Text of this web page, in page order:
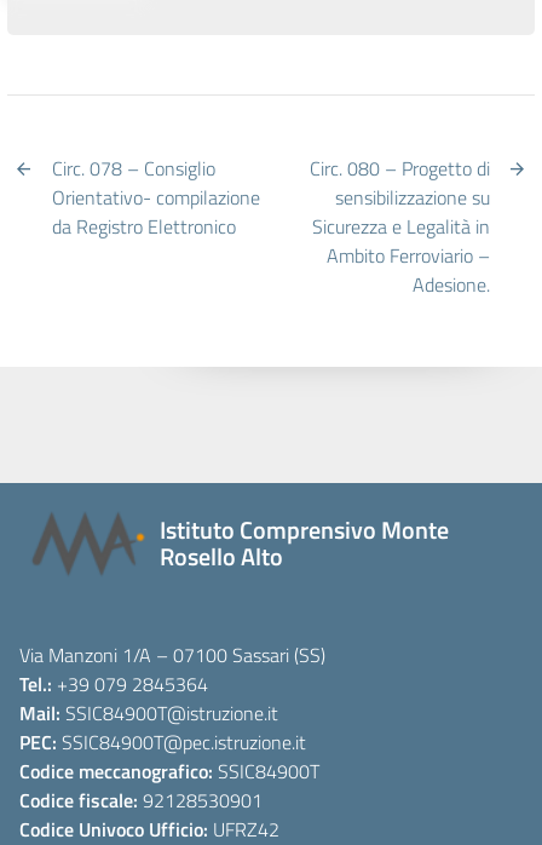
Circ. 078 – Consiglio
Orientativo- compilazione
da Registro Elettronico
Circ. 080 – Progetto di
sensibilizzazione su
Sicurezza e Legalità in
Ambito Ferroviario –
Adesione.
Istituto Comprensivo Monte
Rosello Alto
Via Manzoni 1/A – 07100 Sassari (SS)
Tel.: +39 079 2845364
Mail: SSIC84900T@istruzione.it
PEC: SSIC84900T@pec.istruzione.it
Codice meccanografico: SSIC84900T
Codice fiscale: 92128530901
Codice Univoco Ufficio: UFRZ42